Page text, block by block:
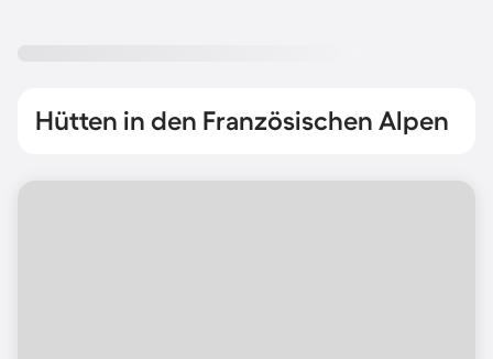
Hütten in den Französischen Alpen